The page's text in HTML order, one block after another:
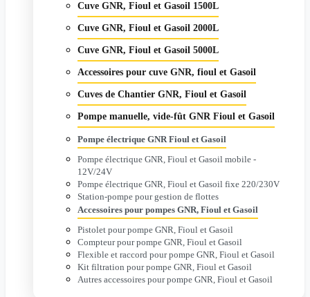
Cuve GNR, Fioul et Gasoil 1500L
Cuve GNR, Fioul et Gasoil 2000L
Cuve GNR, Fioul et Gasoil 5000L
Accessoires pour cuve GNR, fioul et Gasoil
Cuves de Chantier GNR, Fioul et Gasoil
Pompe manuelle, vide-fût GNR Fioul et Gasoil
Pompe électrique GNR Fioul et Gasoil
Pompe électrique GNR, Fioul et Gasoil mobile -
12V/24V
Pompe électrique GNR, Fioul et Gasoil fixe 220/230V
Station-pompe pour gestion de flottes
Accessoires pour pompes GNR, Fioul et Gasoil
Pistolet pour pompe GNR, Fioul et Gasoil
Compteur pour pompe GNR, Fioul et Gasoil
Flexible et raccord pour pompe GNR, Fioul et Gasoil
Kit filtration pour pompe GNR, Fioul et Gasoil
Autres accessoires pour pompe GNR, Fioul et Gasoil